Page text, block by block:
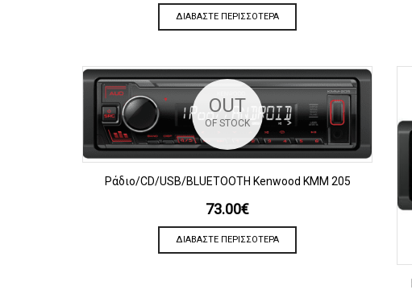
ΔΙΑΒΆΣΤΕ ΠΕΡΙΣΣΌΤΕΡΑ
OUT
OF STOCK
ΠΡΟΒΟΛΗ
Ράδιο/CD/USB/BLUETOOTH Kenwood KMM 205
73.00€
ΔΙΑΒΆΣΤΕ ΠΕΡΙΣΣΌΤΕΡΑ